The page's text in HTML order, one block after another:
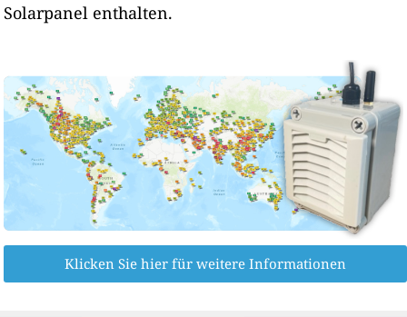
Solarpanel enthalten.
Klicken Sie hier für weitere Informationen